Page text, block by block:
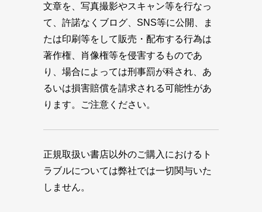
文章を、写真撮影やスキャン等を行なっ
て、許諾なくブログ、SNS等に公開、ま
たは印刷等をして販売・配布する行為は
著作権、肖像権等を侵害するものであ
り、場合によっては刑事罰が科され、あ
るいは損害賠償を請求される可能性があ
ります。ご注意ください。
正規取扱い書店以外のご購入におけるト
ラブルについては弊社では一切関与いた
しません。